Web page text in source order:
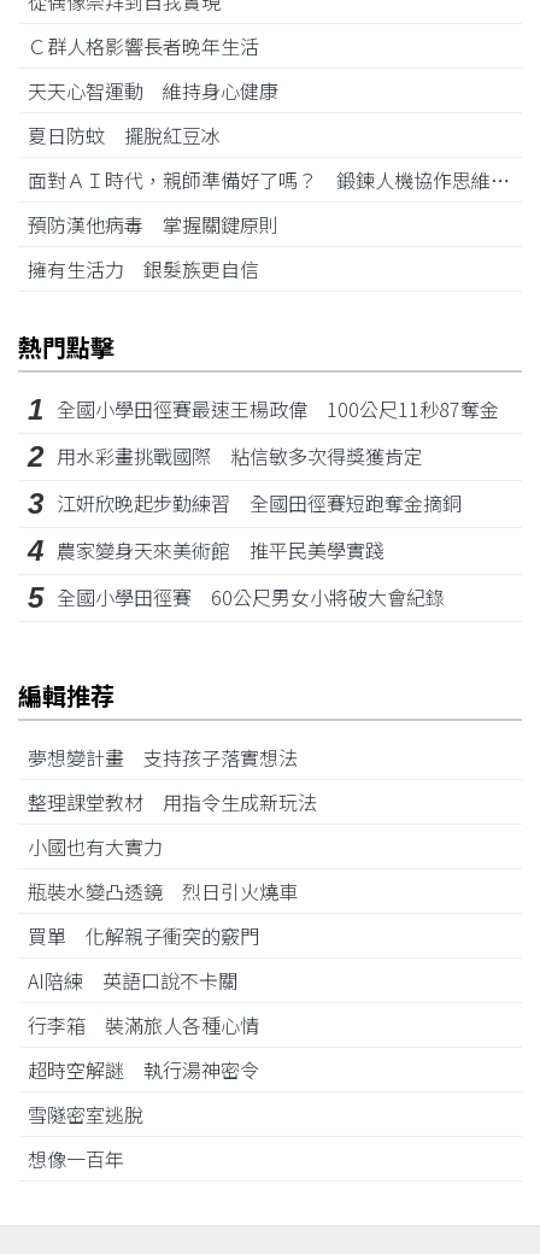
Ｃ群人格影響長者晚年生活
天天心智運動 維持身心健康
夏日防蚊 擺脫紅豆冰
面對ＡＩ時代，親師準備好了嗎？ 鍛鍊人機協作思維 穩健航向未來
預防漢他病毒 掌握關鍵原則
擁有生活力 銀髮族更自信
熱門點擊
1 全國小學田徑賽最速王楊政偉 100公尺11秒87奪金
2 用水彩畫挑戰國際 粘信敏多次得獎獲肯定
3 江姸欣晚起步勤練習 全國田徑賽短跑奪金摘銅
4 農家變身天來美術館 推平民美學實踐
5 全國小學田徑賽 60公尺男女小將破大會紀錄
編輯推荐
夢想變計畫 支持孩子落實想法
整理課堂教材 用指令生成新玩法
小國也有大實力
瓶裝水變凸透鏡 烈日引火燒車
買單 化解親子衝突的竅門
AI陪練 英語口說不卡關
行李箱 裝滿旅人各種心情
超時空解謎 執行湯神密令
雪隧密室逃脫
想像一百年